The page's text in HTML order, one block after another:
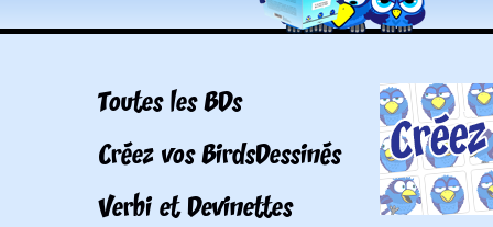
Toutes les BDs
Créez vos BirdsDessinés
Verbi et Devinettes